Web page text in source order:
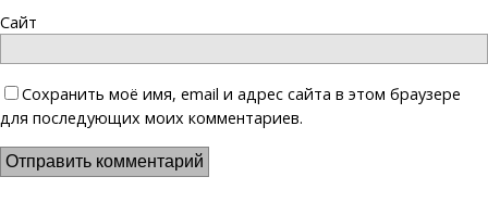
Сайт
Сохранить моё имя, email и адрес сайта в этом браузере
для последующих моих комментариев.